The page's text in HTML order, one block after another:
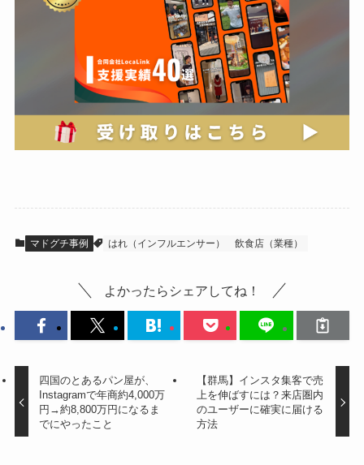
マドグチ事例 はれ（インフルエンサー） 飲食店（業種）
よかったらシェアしてね！
四国のとあるパン屋が、
Instagramで年商約4,000万
円→約8,800万円になるま
でにやったこと
【群馬】インスタ集客で売
上を伸ばすには？来店圏内
のユーザーに確実に届ける
方法